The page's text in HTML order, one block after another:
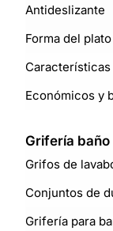
Antideslizante
Forma del plato
Características
Económicos y
Grifería baño
Grifos de
Conjuntos de
Grifería para